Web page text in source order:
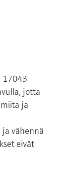
17043 -
jotta
ja
vähennä
eivät